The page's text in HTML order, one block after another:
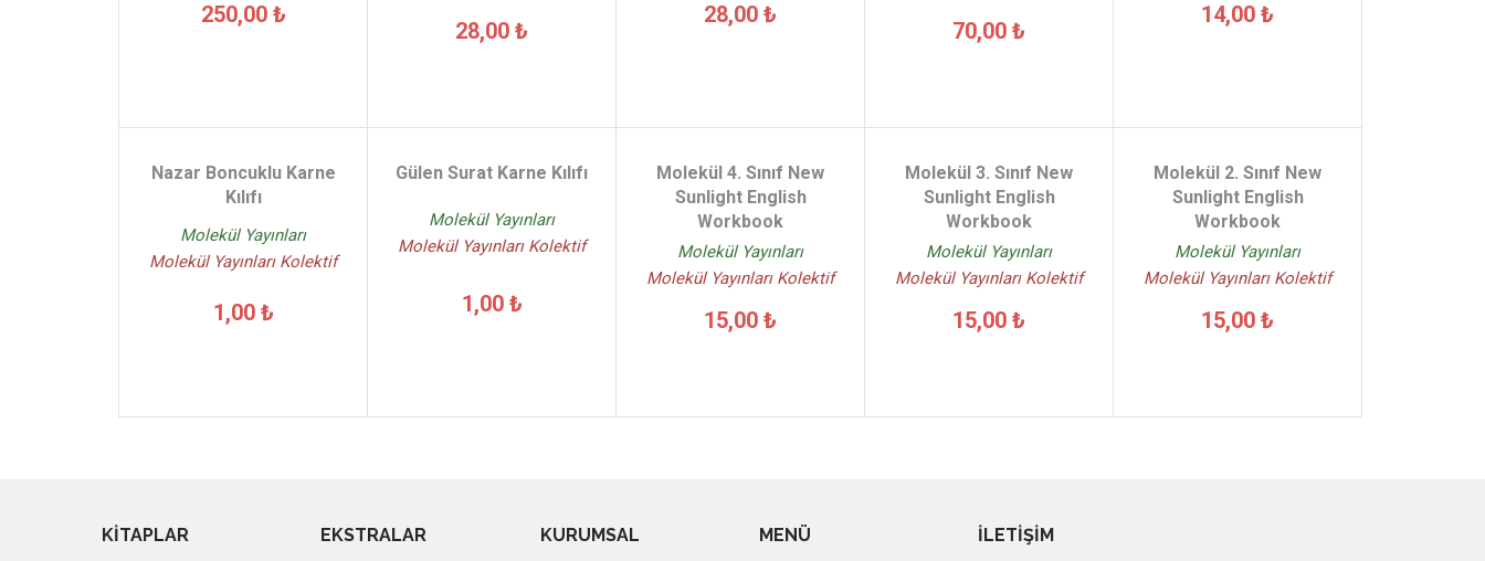
250,00 ₺
28,00 ₺
28,00 ₺
70,00 ₺
14,00 ₺
Nazar Boncuklu Karne
Kılıfı
Molekül Yayınları
Molekül Yayınları Kolektif
1,00 ₺
Gülen Surat Karne Kılıfı
Molekül Yayınları
Molekül Yayınları Kolektif
1,00 ₺
Molekül 4. Sınıf New
Sunlight English
Workbook
Molekül Yayınları
Molekül Yayınları Kolektif
15,00 ₺
Molekül 3. Sınıf New
Sunlight English
Workbook
Molekül Yayınları
Molekül Yayınları Kolektif
15,00 ₺
Molekül 2. Sınıf New
Sunlight English
Workbook
Molekül Yayınları
Molekül Yayınları Kolektif
15,00 ₺
KİTAPLAR EKSTRALAR KURUMSAL MENÜ İLETİŞİM